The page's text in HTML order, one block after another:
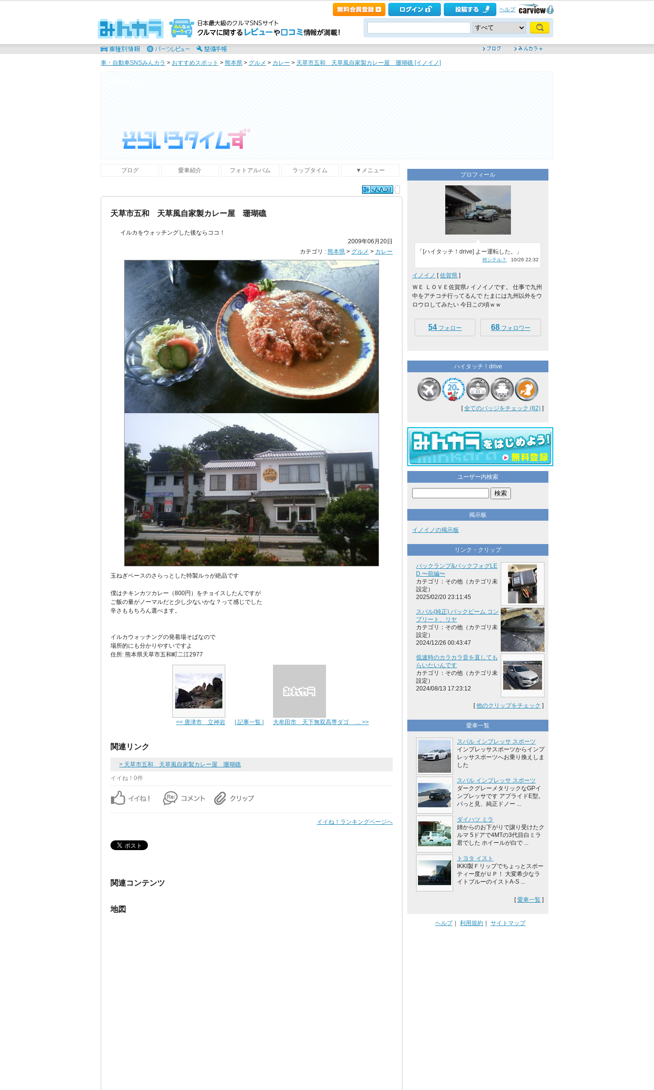
ヘルプ
車・自動車SNSみんカラ > おすすめスポット > 熊本県 > グルメ > カレー > 天草市五和 天草風自家製カレー屋 珊瑚礁 [イノイノ]
ブログ 愛車紹介 フォトアルバム ラップタイム ▼メニュー
天草市五和 天草風自家製カレー屋 珊瑚礁
イルカをウォッチングした後ならココ！
2009年06月20日
カテゴリ : 熊本県 > グルメ > カレー
玉ねぎベースのさらっとした特製ルゥが絶品です
僕はチキンカツカレー（800円）をチョイスしたんですが
ご飯の量がノーマルだと少し少ないかな？って感じでした
辛さももちろん選べます。
イルカウォッチングの発着場そばなので
場所的にも分かりやすいですよ
住所: 熊本県天草市五和町二江2977
<< 唐津市 立神岩 | 記事一覧 | 大牟田市 天下無双高専ダゴ ... >>
関連リンク
> 天草市五和 天草風自家製カレー屋 珊瑚礁
イイね！0件
イイね！ランキングページへ
関連コンテンツ
地図
プロフィール
「[ハイタッチ！drive] よー運転した。」
何シテル？ 10/26 22:32
イノイノ [佐賀県 ]
ＷＥ ＬＯＶＥ佐賀県♪ イノイノです。 仕事で九州
中をアチコチ行ってるんで たまには九州以外をウ
ロウロしてみたい 今日この頃ｗｗ
54 フォロー 68 フォロワー
ハイタッチ！drive
[全てのバッジをチェック (82) ]
ユーザー内検索
掲示板
イノイノの掲示板
リンク・クリップ
バックランプ&バックフォグLE
D 〜前編〜
カテゴリ：その他（カテゴリ未
設定）
2025/02/20 23:11:45
スバル(純正) バックビーム コン
プリート、リヤ
カテゴリ：その他（カテゴリ未
設定）
2024/12/26 00:43:47
低速時のカラカラ音を直しても
らいたいんです
カテゴリ：その他（カテゴリ未
設定）
2024/08/13 17:23:12
[他のクリップをチェック ]
愛車一覧
スバル インプレッサ スポーツ
インプレッサスポーツからインプ
レッサスポーツへお乗り換えしま
した
スバル インプレッサ スポーツ
ダークグレーメタリックなGPイ
ンプレッサです アプライドE型。
パっと見、純正ドノー ...
ダイハツ ミラ
姉からのお下がりで譲り受けたク
ルマ 5ドアで4MTの3代目白ミラ
君でした ホイールが白で ...
トヨタ イスト
IKKI製Ｆリップでちょっとスポー
ティー度がＵＰ！ 大変希少なラ
イトブルーのイストA-S ...
[愛車一覧 ]
ヘルプ｜ 利用規約 サイトマップ